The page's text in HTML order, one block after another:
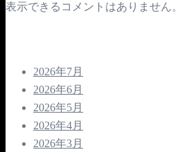
表示できるコメントはありません。
2026年7月
2026年6月
2026年5月
2026年4月
2026年3月